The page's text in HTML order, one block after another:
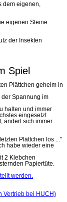
dem eigenen,
eigenen Steine
der Insekten
Spiel
Plättchen geheim in
Spannung im
halten und immer
eingesetzt
ändert sich immer
Plättchen los ..."
habe wieder eine
2 Klebchen
Papiertüte.
werden.
Vertrieb bei HUCH)